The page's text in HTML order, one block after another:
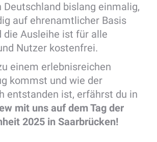
bislang einmalig,
auf ehrenamtlicher Basis
die Ausleihe ist für alle
Nutzer kostenfrei.
einem erlebnisreichen
kommst und wie der
entstanden ist, erfährst du in
mit uns auf dem Tag der
2025 in Saarbrücken!